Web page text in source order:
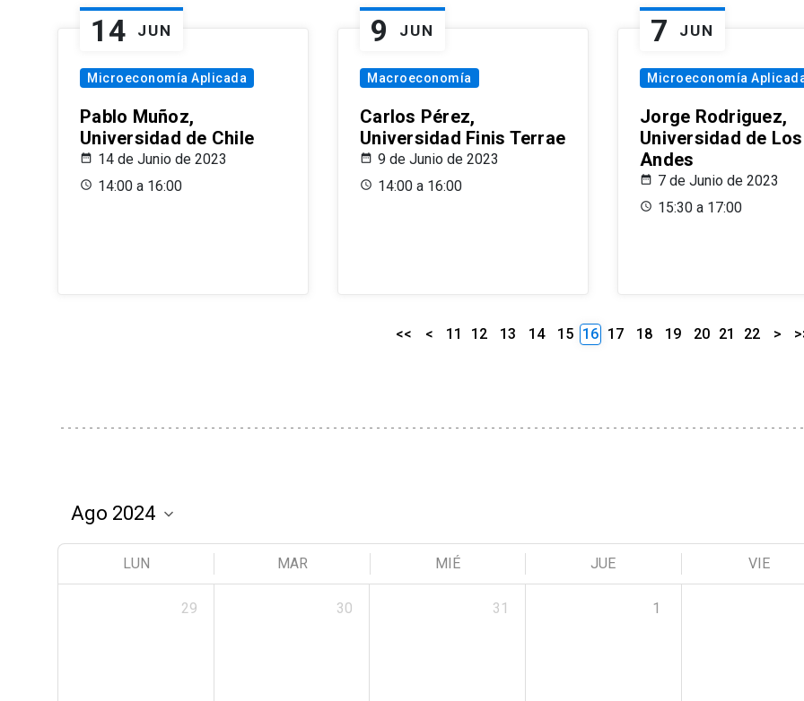
14 JUN
Microeconomía Aplicada
Pablo Muñoz,
Universidad de Chile
14 de Junio de 2023
14:00 a 16:00
9 JUN
Macroeconomía
Carlos Pérez,
Universidad Finis Terrae
9 de Junio de 2023
14:00 a 16:00
7 JUN
Microeconomía
Jorge Rodriguez,
Universidad de Los
Andes
7 de Junio de 2023
15:30 a 17:00
<< < 11 12 13 14 15 16 17 18 19 20 21 22 >
LUN MAR MIÉ JUE VIE
29 30 31 1